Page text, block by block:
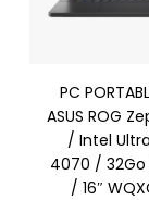
PC
ASUS ROG
/ Intel
4070 / 32Go
/ 16″